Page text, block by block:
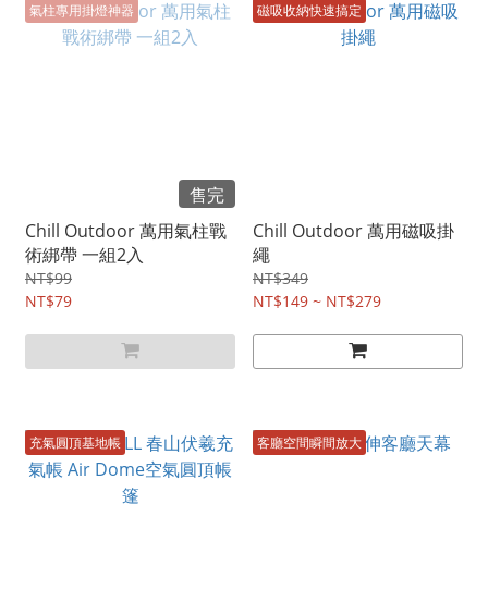
氣柱專用掛燈神器
售完
Chill Outdoor 萬用氣柱戰
術綁帶 一組2入
NT$99
NT$79
磁吸收納快速搞定
Chill Outdoor 萬用磁吸掛
繩
NT$349
NT$149 ~ NT$279
充氣圓頂基地帳 客廳空間瞬間放大